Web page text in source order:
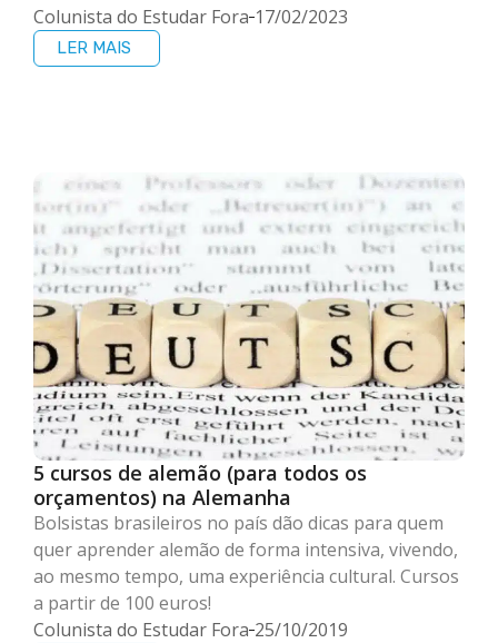
Colunista do Estudar Fora 17/02/2023
LER MAIS
5 cursos de alemão (para todos os
orçamentos) na Alemanha
Bolsistas brasileiros no país dão dicas para quem
quer aprender alemão de forma intensiva, vivendo,
ao mesmo tempo, uma experiência cultural. Cursos
a partir de 100 euros!
Colunista do Estudar Fora 25/10/2019